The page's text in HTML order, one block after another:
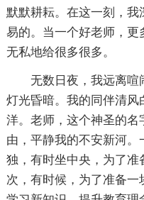
默默耕耘。在这一刻，
易的。当一个好老师，
无私地给很多很多。
无数日夜，我远离喧
灯光昏暗。我的同伴清
洋。老师，这个神圣的名
由，平静我的不安新河
独，有时坐中央，为了
次，有时候，为了准备